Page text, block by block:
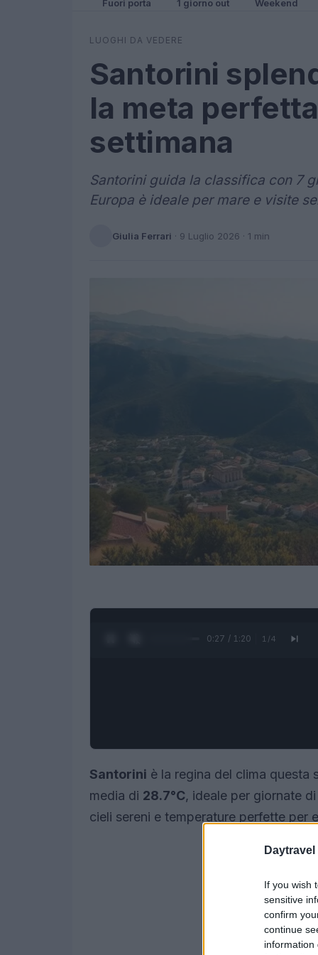
Daytravel
If you wish
sensitive
confirm
continue
information
Fuori porta 1 giorno out Weekend
LUOGHI DA VEDERE
Santorini
la meta
settimana
Santorini guida la classifica con 7
Europa è ideale per mare e visite
Giulia Ferrari · 9 Luglio 2026 · 1 min
0:28 / 1:20 1 /4
Santorini è la regina del clima questa
media di 28.7°C, ideale per giornate
cieli sereni e temperature perfette per